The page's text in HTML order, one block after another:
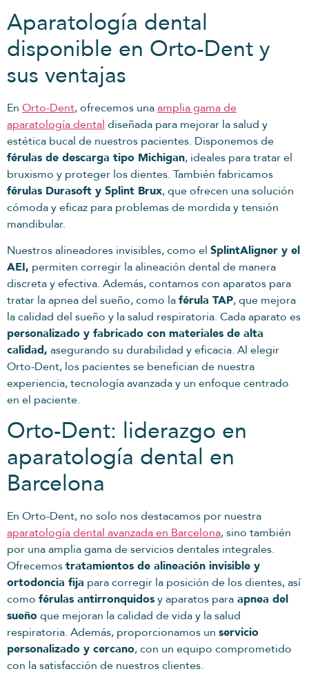
Aparatología dental
disponible en Orto-Dent y
sus ventajas
En Orto-Dent, ofrecemos unaamplia gama de
aparatología dental diseñada para mejorar la salud y
estética bucal de nuestros pacientes. Disponemos de
férulas de descarga tipo Michigan, ideales para tratar el
bruxismo y proteger los dientes. También fabricamos
férulas Durasoft y Splint Brux, que ofrecen una solución
cómoda y eficaz para problemas de mordida y tensión
mandibular.
Nuestros alineadores invisibles, como el SplintAligner y el
AEI, permiten corregir la alineación dental de manera
discreta y efectiva. Además, contamos con aparatos para
tratar la apnea del sueño, como laférula TAP, que mejora
la calidad del sueño y la salud respiratoria. Cada aparato es
personalizado y fabricado con materiales de alta
calidad, asegurando su durabilidad y eficacia. Al elegir
Orto-Dent, los pacientes se benefician de nuestra
experiencia, tecnología avanzada y un enfoque centrado
en el paciente.
Orto-Dent: liderazgo en
aparatología dental en
Barcelona
En Orto-Dent, no solo nos destacamos por nuestra
aparatología dental avanzada en Barcelona, sino también
por una amplia gama de servicios dentales integrales.
Ofrecemostratamientos de alineación invisible y
ortodoncia fija para corregir la posición de los dientes, así
como férulas antirronquidosy aparatos para apnea del
sueñoque mejoran la calidad de vida y la salud
respiratoria. Además, proporcionamos un servicio
personalizado y cercano, con un equipo comprometido
con la satisfacción de nuestros clientes.